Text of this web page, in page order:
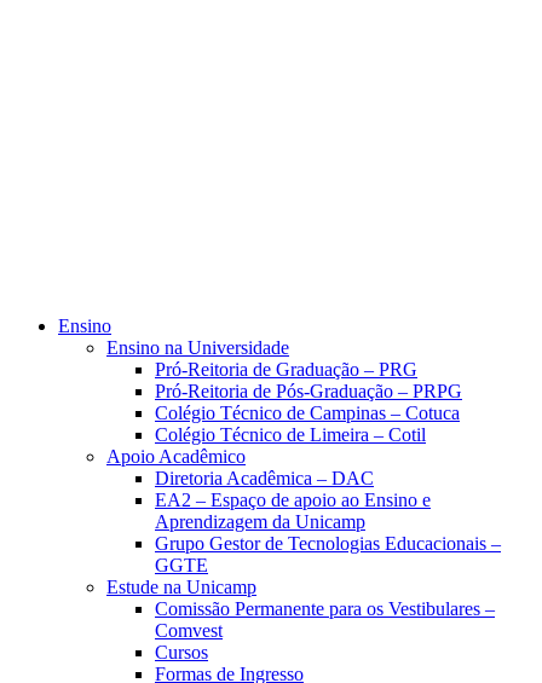
Ensino
Ensino na Universidade
Pró-Reitoria de Graduação – PRG
Pró-Reitoria de Pós-Graduação – PRPG
Colégio Técnico de Campinas – Cotuca
Colégio Técnico de Limeira – Cotil
Apoio Acadêmico
Diretoria Acadêmica – DAC
EA2 – Espaço de apoio ao Ensino e
Aprendizagem da Unicamp
Grupo Gestor de Tecnologias Educacionais –
GGTE
Estude na Unicamp
Comissão Permanente para os Vestibulares –
Comvest
Cursos
Formas de Ingresso